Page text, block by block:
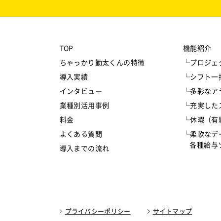
TOP
ちゃっかり勤太くんの特徴
導入実績
インタビュー
業種別活用事例
料金
よくある質問
導入までの流れ
機能紹介
└プロジェ
└シフト一
└多彩なア
└充実した
└休暇（有
└柔軟なデ
各種給与
プライバシーポリシー サイトマップ